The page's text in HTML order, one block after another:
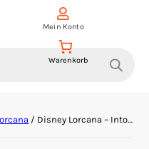
Mein Konto
/ Disney Lorcana – Into the Inklands: Starter EN